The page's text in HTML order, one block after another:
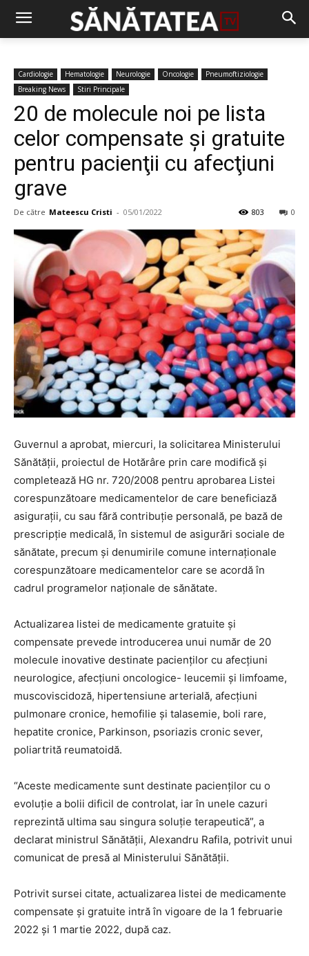
Cardiologie Hematologie Neurologie Oncologie
Pneumoftiziologie
Breaking News
Stiri Principale
20 de molecule noi pe lista
celor compensate şi gratuite
pentru pacienţii cu afecţiuni
grave
De către Mateescu Cristi - 05/01/2022 0
803
Guvernul a aprobat, miercuri, la solicitarea Ministerului
Sănătăţii, proiectul de Hotărâre prin care modifică şi
completează HG nr. 720/2008 pentru aprobarea Listei
corespunzătoare medicamentelor de care beneficiază
asiguraţii, cu sau fără contribuţie personală, pe bază de
prescripţie medicală, în sistemul de asigurări sociale de
sănătate, precum şi denumirile comune internaţionale
corespunzătoare medicamentelor care se acordă în
cadrul programelor naţionale de sănătate.
Actualizarea listei de medicamente gratuite şi
compensate prevede introducerea unui număr de 20
molecule inovative destinate pacienţilor cu afecţiuni
neurologice, afecţiuni oncologice- leucemii şi limfoame,
muscoviscidoză, hipertensiune arterială, afecţiuni
pulmonare cronice, hemofilie şi talasemie, boli rare,
hepatite cronice, Parkinson, psoriazis cronic sever,
poliartrită reumatoidă.
“Aceste medicamente sunt destinate pacienţilor cu o
evoluţie a bolii dificil de controlat, iar în unele cazuri
reprezintă ultima sau singura soluţie terapeutică”, a
declarat ministrul Sănătăţii, Alexandru Rafila, potrivit unui
comunicat de presă al Ministerului Sănătăţii.
Potrivit sursei citate, actualizarea listei de medicamente
compensate şi gratuite intră în vigoare de la 1 februarie
2022 şi 1 martie 2022, după caz.